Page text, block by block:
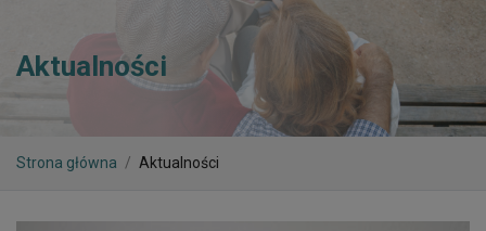
Aktualności
Strona główna Aktualności